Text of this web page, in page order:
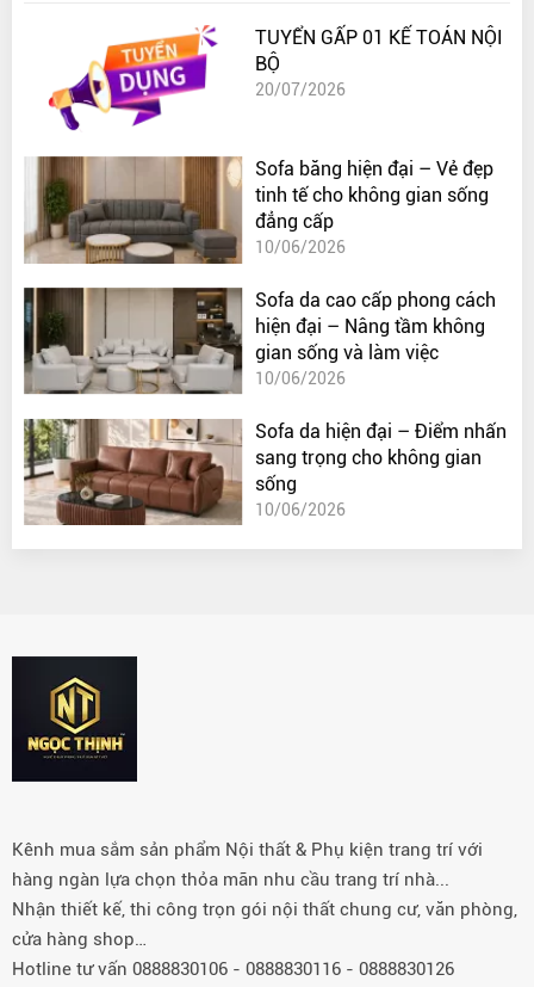
TUYỂN GẤP 01 KẾ TOÁN NỘI
BỘ
20/07/2026
Sofa băng hiện đại – Vẻ đẹp
tinh tế cho không gian sống
đẳng cấp
10/06/2026
Sofa da cao cấp phong cách
hiện đại – Nâng tầm không
gian sống và làm việc
10/06/2026
Sofa da hiện đại – Điểm nhấn
sang trọng cho không gian
sống
10/06/2026
Kênh mua sắm sản phẩm Nội thất & Phụ kiện trang trí với
hàng ngàn lựa chọn thỏa mãn nhu cầu trang trí nhà...
Nhận thiết kế, thi công trọn gói nội thất chung cư, văn phòng,
cửa hàng shop…
Hotline tư vấn 0888830106 - 0888830116 - 0888830126